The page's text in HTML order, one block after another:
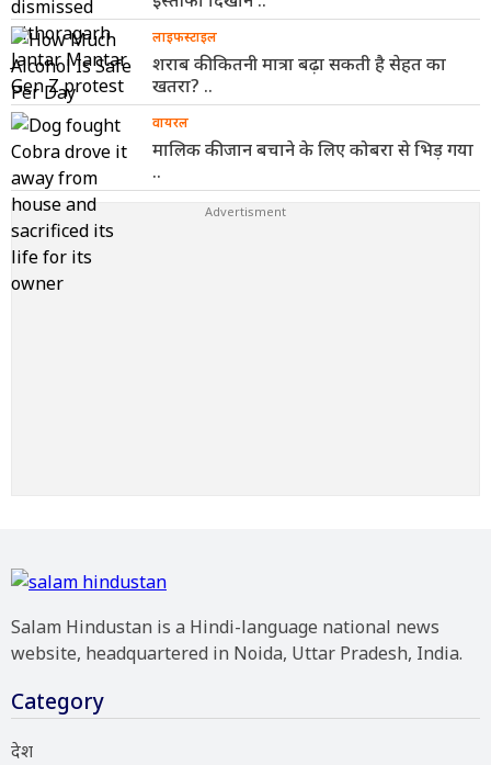
लाइफस्टाइल
शराब की कितनी मात्रा बढ़ा सकती है सेहत का
खतरा? ..
वायरल
मालिक की जान बचाने के लिए कोबरा से भिड़ गया
..
Salam Hindustan is a Hindi-language national news
website, headquartered in Noida, Uttar Pradesh, India.
Category
देश